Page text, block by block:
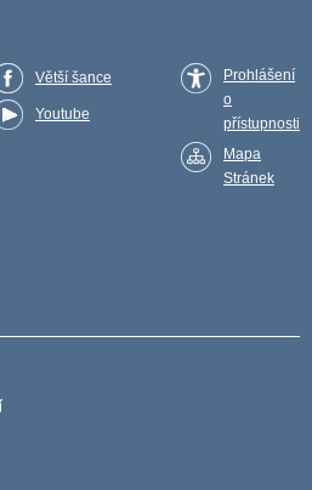
Větší šance
Youtube
Prohlášení
o
přístupnosti
Mapa
Stránek